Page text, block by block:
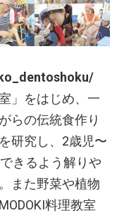
」をはじめ、一
らの伝統食作り
研究し、2歳児〜
きるよう解りや
また野菜や植物
料理教室